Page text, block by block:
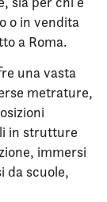
o in vendita
a Roma.
una vasta
metrature,
in strutture
immersi
da scuole,